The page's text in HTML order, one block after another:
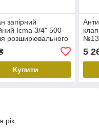
запірний
Icma 3/4" 500
розширювального
Купити
5
рік